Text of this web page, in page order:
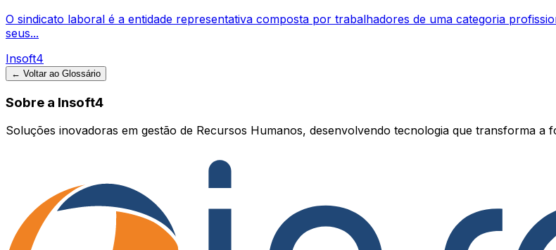
O sindicato laboral é a entidade representativa composta por trabalhadores de uma categoria
seus...
Insoft4
← Voltar ao Glossário
Sobre a Insoft4
Soluções inovadoras em gestão de Recursos Humanos, desenvolvendo tecnologia que transforma a